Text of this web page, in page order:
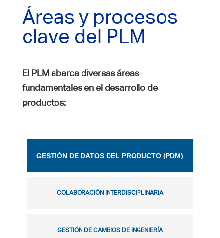
Áreas y procesos
clave del PLM
El PLM abarca diversas áreas
fundamentales en el desarrollo de
productos:
GESTIÓN DE DATOS DEL PRODUCTO (PDM)
COLABORACIÓN INTERDISCIPLINARIA
GESTIÓN DE CAMBIOS DE INGENIERÍA